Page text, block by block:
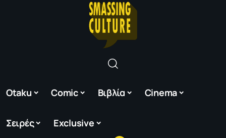
Otaku Comic Βιβλία Cinema
Σειρές Exclusive